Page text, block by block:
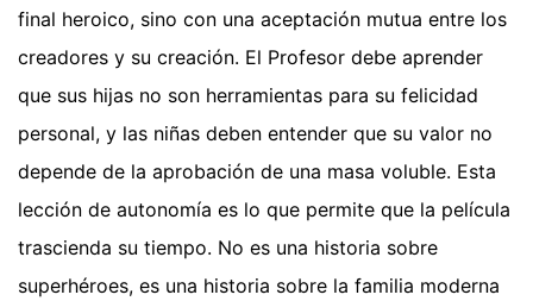
final heroico, sino con una aceptación mutua entre los
creadores y su creación. El Profesor debe aprender
que sus hijas no son herramientas para su felicidad
personal, y las niñas deben entender que su valor no
depende de la aprobación de una masa voluble. Esta
lección de autonomía es lo que permite que la película
trascienda su tiempo. No es una historia sobre
superhéroes, es una historia sobre la familia moderna